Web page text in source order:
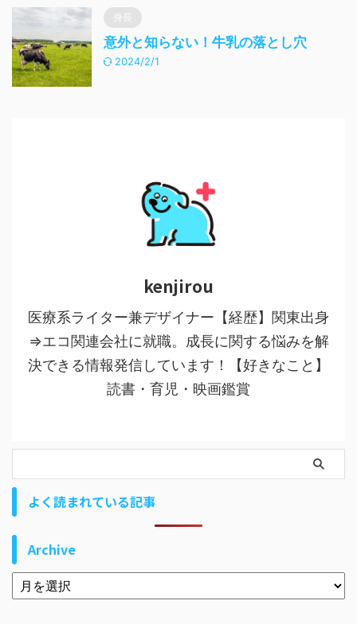
身長
意外と知らない！牛乳の落とし穴
2024/2/1
kenjirou
医療系ライター兼デザイナー【経歴】関東出身
⇒エコ関連会社に就職。成長に関する悩みを解
決できる情報発信しています！【好きなこと】
読書・育児・映画鑑賞
よく読まれている記事
Archive